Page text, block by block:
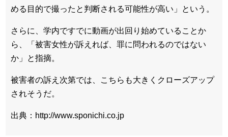
める目的で撮ったと判断される可能性が高い」という。
さらに、学内ですでに動画が出回り始めていることか
ら、「被害女性が訴えれば、罪に問われるのではない
か」と指摘。
被害者の訴え次第では、こちらも大きくクローズアップ
されそうだ。
出典：http://www.sponichi.co.jp